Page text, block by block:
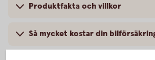
Produktfakta och villkor
Så mycket kostar din